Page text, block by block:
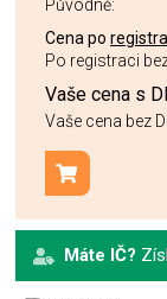
Původně:
Cena po
Po registraci
Vaše cena s
Vaše cena bez
Přidat do
Máte IČ?